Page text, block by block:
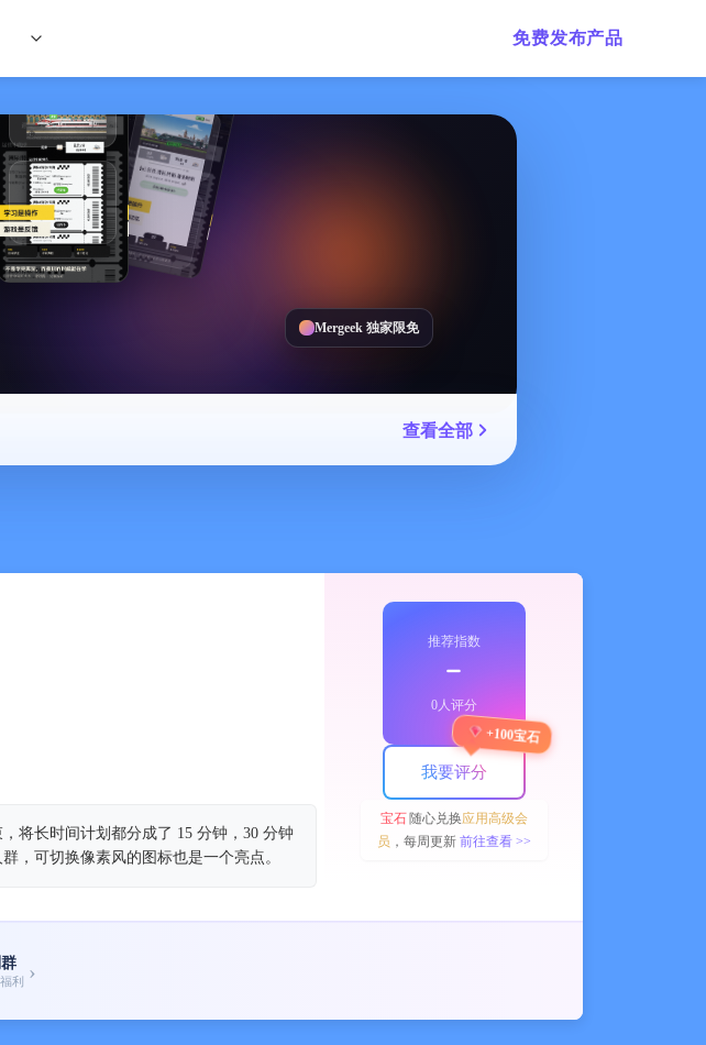
免费发布产品
Mergeek 独家限免
查看全部
将长时间计划都分成了 15 分钟，30 分钟
，可切换像素风的图标也是一个亮点。
推荐指数
﹣
0人评分
我要评分
+100宝石
宝石随心兑换应用高级会
员 ，每周更新 前往查看 >>
利 ›